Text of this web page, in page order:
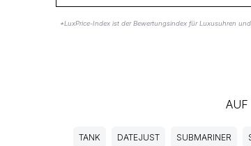
*LuxPrice-Index ist der Bewertungsindex für Luxusuhren
AUF
TANK DATEJUST SUBMARINER